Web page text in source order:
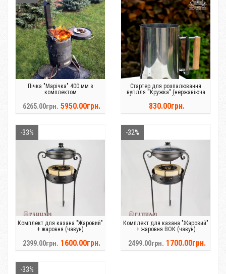
Пічка "Марічка" 400 мм з
комплектом
6265.00грн. 5950.00грн.
Стартер для розпалювання
вугілля “Кружка” (нержавіюча
сталь)
830.00грн.
-33%
Комплект для казана "Жаровий"
+ жаровня (чавун)
2399.00грн. 1600.00грн.
-32%
Комплект для казана "Жаровий"
+ жаровня ВОК (чавун)
2499.00грн. 1700.00грн.
-33%